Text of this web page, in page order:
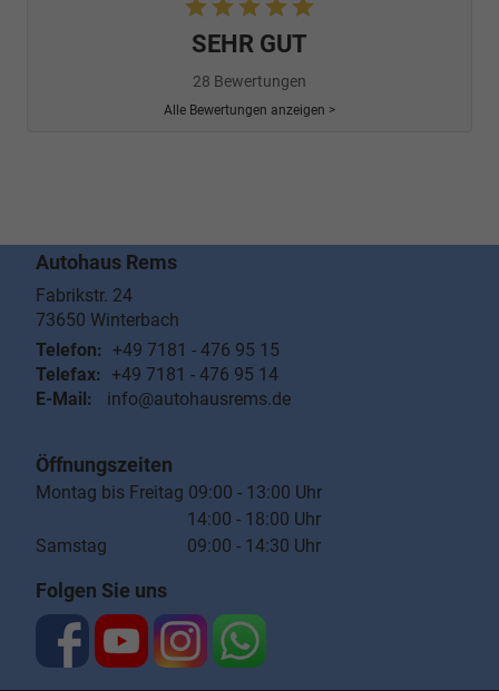
SEHR GUT
28 Bewertungen
Alle Bewertungen anzeigen >
Autohaus Rems
Fabrikstr. 24
73650 Winterbach
Telefon: +49 7181 - 476 95 15
Telefax: +49 7181 - 476 95 14
E-Mail:
info@autohausrems.de
Öffnungszeiten
Montag bis Freitag 09:00 - 13:00 Uhr
14:00 - 18:00 Uhr
Samstag 09:00 - 14:30 Uhr
Folgen Sie uns